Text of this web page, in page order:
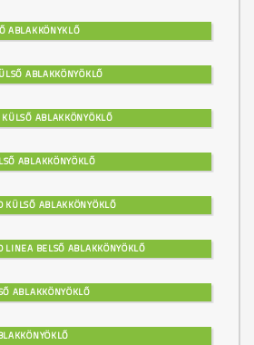
ABLAKKÖNYKLŐ
ABLAKKÖNYÖKLŐ
ABLAKKÖNYÖKLŐ
ABLAKKÖNYÖKLŐ
KÜLSŐ ABLAKKÖNYÖKLŐ
LINEA BELSŐ ABLAKKÖNYÖKLŐ
ABLAKKÖNYÖKLŐ